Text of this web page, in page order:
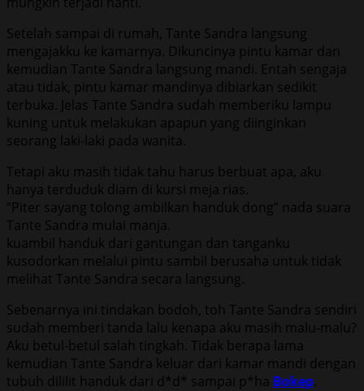
Setelah sampai di rumah, Tante Sandra langsung
mengajakku ke kamarnya. Dikuncinya pintu kamar dan
kemudian Tante Sandra langsung mandi. Entah sengaja
atau tidak, pintu kamar mandinya dibiarkan sedikit
terbuka. Jelas Tante Sandra sudah memberiku lampu
kuning untuk melakukan apapun yang diinginkan
seorang laki-laki pada wanita.
Tetapi aku masih tidak tahu harus berbuat apa, aku
hanya terduduk diam di kursi meja rias.
“Piter sayang tolong ambilkan handuk dong” nada suara
Tante Sandra mulai manja.
kuambil handuk dari gantungan dan tanganku
kusodorkan melalui pintu sambil berusaha untuk tidak
melihat Tante Sandra secara langsung.
Sebenarnya ini tindakan bodoh, toh Tante Sandra sendiri
sudah memberi tanda lalu kenapa aku masih malu-malu?
Aku betul-betul salah tingkah. Tidak berapa lama
kemudian Tante Sandra keluar dari kamar mandi dengan
tubuh dililit handuk dari d*d* sampai p*ha Bokep.